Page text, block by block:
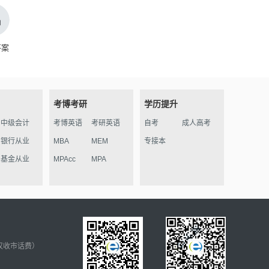
中级会计
银行从业
基金从业
考博考研
考博英语 考研英语
MBA MEM
MPAcc MPA
学历提升
自考 成人高考
专接本
收市话费）